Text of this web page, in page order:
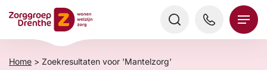
naar
content
Home > Zoekresultaten voor 'Mantelzorg'